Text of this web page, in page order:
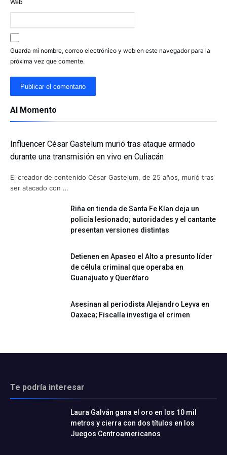
Web
Guarda mi nombre, correo electrónico y web en este navegador para la
próxima vez que comente.
Al Momento
Influencer César Gastelum murió tras ataque armado
durante una transmisión en vivo en Culiacán
El creador de contenido César Gastelum, de 25 años, murió tras
ser atacado con …
Riña en tienda de Santa Fe Klan deja un
policía lesionado; autoridades y el cantante
presentan versiones distintas
Detienen en Apaseo el Alto a presunto líder
de célula criminal que operaba en
Guanajuato y Querétaro
Asesinan al periodista Alejandro Leyva en
Oaxaca; Fiscalía investiga el crimen
Te podría interesar
Laura Galván gana el oro en los 10 mil
metros y cierra con dos títulos en los
Juegos Centroamericanos